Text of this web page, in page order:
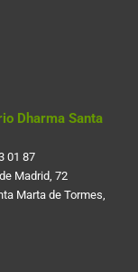
Dharma Santa
01 87
Madrid, 72
Marta de Tormes,